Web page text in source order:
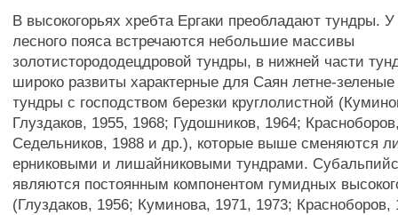
В высокогорьях хребта Ергаки преобладают тундры.
лесного пояса встречаются небольшие массивы
золотисторододецдровой тундры, в нижней части
широко развиты характерные для Саян летне-зеленые
тундры с господством березки круглолистной
Глуздаков, 1955, 1968; Гудошников, 1964;
Седельников, 1988 и др.), которые выше сменяются
ерниковыми и лишайниковыми тундрами.
являются постоянным компонентом гумидных
(Глуздаков, 1956; Куминова, 1971, 1973; Красноборов,